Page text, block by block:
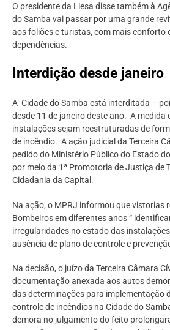
O presidente da Liesa disse também à
do Samba vai passar por uma grande
aos foliões e turistas, com mais conforto
dependências.
Interdição desde janeiro
A Cidade do Samba está interditada –
desde 11 de janeiro deste ano. A medida
instalações sejam reestruturadas de
de incêndio. A ação judicial da Terceira
pedido do Ministério Público do Estado
por meio da 1ª Promotoria de Justiça de
Cidadania da Capital.
Na ação, o MPRJ informou que vistorias
Bombeiros em diferentes anos “
irregularidades no estado das
ausência de plano de controle e
Na decisão, o juízo da Terceira Câmara
documentação anexada aos autos
das determinações para implementação
controle de incêndios na Cidade do
demora no julgamento do feito